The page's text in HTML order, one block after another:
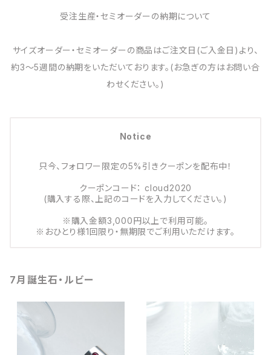
受注生産・セミオーダーの納期について
サイズオーダー・セミオーダーの商品はご注文日(ご入金日)より、
約3～5週間の納期をいただいております。(お急ぎの方はお問い合
わせください。)
Notice
只今、フォロワー限定の5%引きクーポンを配布中！
クーポンコード： cloud2020
(購入する際、上記のコードを入力してください。)
※購入金額3,000円以上で利用可能。
※おひとり様1回限り・無期限でご利用いただけます。
7月誕生石・ルビー